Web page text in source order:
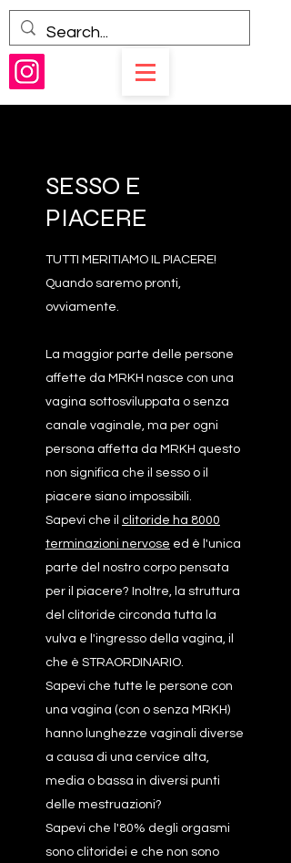
SESSO E
PIACERE
TUTTI MERITIAMO IL PIACERE!
Quando saremo pronti,
ovviamente.
La maggior parte delle persone
affette da MRKH nasce con una
vagina sottosviluppata o senza
canale vaginale, ma per ogni
persona affetta da MRKH questo
non significa che il sesso o il
piacere siano impossibili.
Sapevi che il clitoride ha 8000
terminazioni nervose ed è l'unica
parte del nostro corpo pensata
per il piacere? Inoltre, la struttura
del clitoride circonda tutta la
vulva e l'ingresso della vagina, il
che è STRAORDINARIO.
Sapevi che tutte le persone con
una vagina (con o senza MRKH)
hanno lunghezze vaginali diverse
a causa di una cervice alta,
media o bassa in diversi punti
delle mestruazioni?
Sapevi che l'80% degli orgasmi
sono clitoridei e che non sono